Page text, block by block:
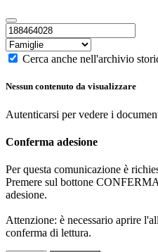
Cerca anche nell'archivio
Nessun contenuto da visualizzare
Autenticarsi per vedere i
Conferma adesione
Per questa comunicazione è
Premere sul bottone
adesione.
Attenzione: è necessario aprire
conferma di lettura.